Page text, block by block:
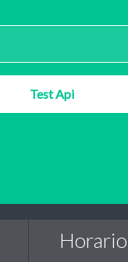
Test Api